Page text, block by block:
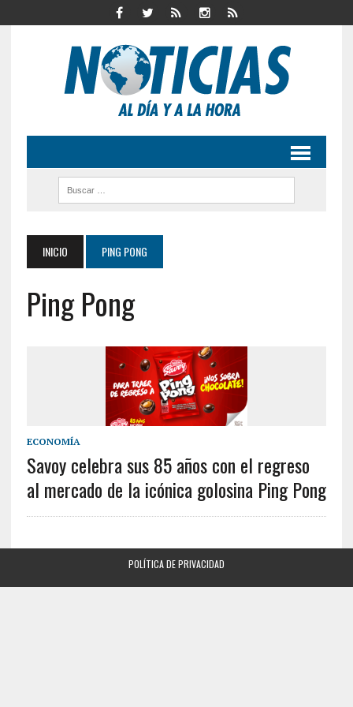
INICIO PING PONG
Ping Pong
ECONOMÍA
Savoy celebra sus 85 años con el regreso
al mercado de la icónica golosina Ping Pong
POLÍTICA DE PRIVACIDAD